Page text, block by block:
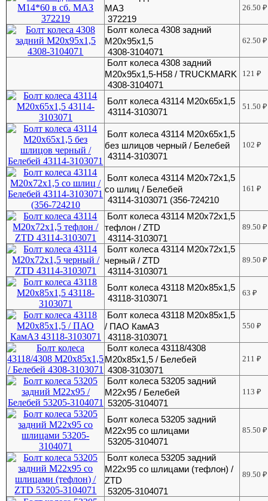
МАЗ
372219
26.50₽
Болт колеса 4308 задний
М20х95х1,5
4308-3104071
62.50₽
Болт колеса 4308 задний
М20х95х1,5-H58 / TRUCKMARK
4308-3104071
121₽
Болт колеса 43114 М20х65х1,5
43114-3103071
51.50₽
Болт колеса 43114 М20х65х1,5
без шлицов черный / Белебей
43114-3103071
102₽
Болт колеса 43114 М20х72х1,5
со шлиц / Белебей
43114-3103071 (356-724210
161₽
Болт колеса 43114 М20х72х1,5
тефлон / ZTD
43114-3103071
89.50₽
Болт колеса 43114 М20х72х1,5
черный / ZTD
43114-3103071
89.50₽
Болт колеса 43118 М20х85х1,5
43118-3103071
63₽
Болт колеса 43118 М20х85х1,5
/ ПАО КамАЗ
43118-3103071
550₽
Болт колеса 43118/4308
М20х85х1,5 / Белебей
4308-3103071
211₽
Болт колеса 53205 задний
М22х95 / Белебей
53205-3104071
113₽
Болт колеса 53205 задний
М22х95 со шлицами
53205-3104071
85.50₽
Болт колеса 53205 задний
М22х95 со шлицами (тефлон) /
ZTD
53205-3104071
89.50₽